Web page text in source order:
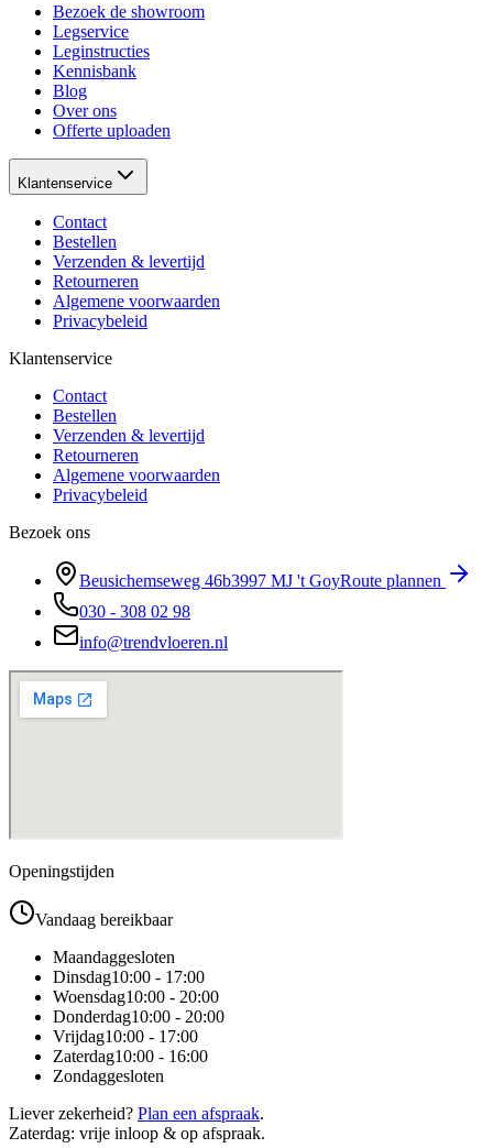
Bezoek de showroom
Legservice
Leginstructies
Kennisbank
Blog
Over ons
Offerte uploaden
Klantenservice
Contact
Bestellen
Verzenden & levertijd
Retourneren
Algemene voorwaarden
Privacybeleid
Klantenservice
Contact
Bestellen
Verzenden & levertijd
Retourneren
Algemene voorwaarden
Privacybeleid
Bezoek ons
Beusichemseweg 46b3997 MJ 't GoyRoute plannen
030 - 308 02 98
info@trendvloeren.nl
Openingstijden
Vandaag bereikbaar
Maandaggesloten
Dinsdag10:00 - 17:00
Woensdag10:00 - 20:00
Donderdag10:00 - 20:00
Vrijdag10:00 - 17:00
Zaterdag10:00 - 16:00
Zondaggesloten
Liever zekerheid? Plan een afspraak.
Zaterdag: vrije inloop & op afspraak.